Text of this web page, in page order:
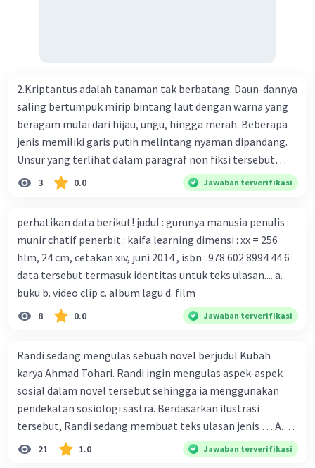
bersama sejumlah perusahaan biotek dan vaksin.
Beberapa waktu lalu, Kepala Laboratorium Identifikasi
Virus dari Institut Peter Doherty untuk Infeksi dan
kekebalan, Melbourne, Julian Druce, menyatakan mereka
mengembangkan virus Corona versi laboratorium dari
tubuh pasien yang terinfeksi untuk uji coba. Tanggapan
yang sesuai dengan berita tersebut adalah ... A.
serangan virus Corona dengan menemukan vaksin virus
tersebut. B. Para ilmuan perlu segera mempelajari virus
corona yang menjadi masalah besar bagi kesehatan dunia
karena persebarannya sangat cepat. C. Masyarakat perlu
mawas diri dan menjaga kesehatan dalam menghadapi
serangan virus corona yang mulai menyebar di Indonesia,
D. Virus corona menjadi masalah besar bagi kesehatan
2.Kriptantus adalah tanaman tak berbatang. Daun-dannya
saling bertumpuk mirip bintang laut dengan warna yang
beragam mulai dari hijau, ungu, hingga merah. Beberapa
jenis memiliki garis putih melintang nyaman dipandang.
Unsur yang terlihat dalam paragraf non fiksi tersebut
adalah... A. cara menyajikan isi buku B. bahasa yang
digunakan C. tokoh dan penokohan D. penyajian alur cerita
3 0.0 Jawaban terverifikasi
perhatikan data berikut! judul : gurunya manusia penulis :
munir chatif penerbit : kaifa learning dimensi : xx = 256
hlm, 24 cm, cetakan xiv, juni 2014 , isbn : 978 602 8994 44 6
data tersebut termasuk identitas untuk teks ulasan.... a.
buku b. video clip c. album lagu d. film
8 0.0 Jawaban terverifikasi
Randi sedang mengulas sebuah novel berjudul Kubah
karya Ahmad Tohari. Randi ingin mengulas aspek-aspek
sosial dalam novel tersebut sehingga ia menggunakan
pendekatan sosiologi sastra. Berdasarkan ilustrasi
tersebut, Randi sedang membuat teks ulasan jenis … A.
deskriptif B. objektif C. informatif D. kritis
21 1.0 Jawaban terverifikasi